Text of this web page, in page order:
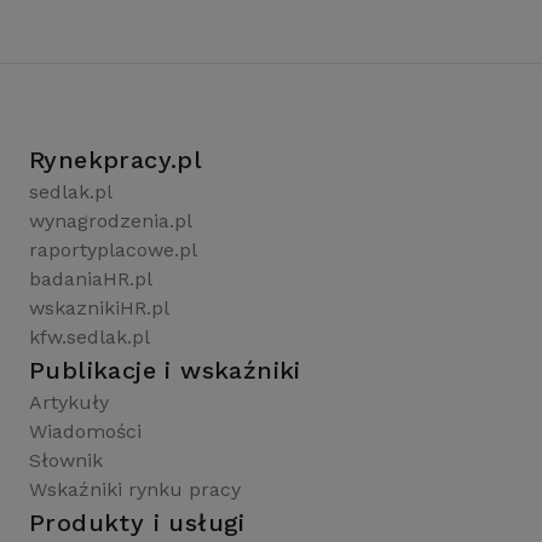
Rynekpracy.pl
sedlak.pl
wynagrodzenia.pl
raportyplacowe.pl
badaniaHR.pl
wskaznikiHR.pl
kfw.sedlak.pl
Publikacje i wskaźniki
Artykuły
Wiadomości
Słownik
Wskaźniki rynku pracy
Produkty i usługi